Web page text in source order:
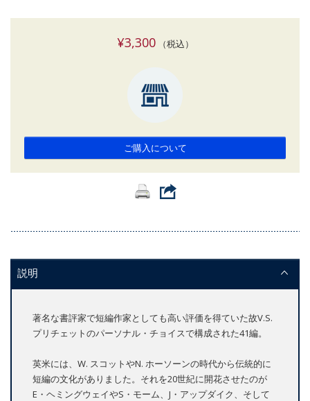
¥3,300（税込）
ご購入について
説明
著名な書評家で短編作家としても高い評価を得ていた故V.S.
プリチェットのパーソナル・チョイスで構成された41編。
英米には、W. スコットやN. ホーソーンの時代から伝統的に
短編の文化がありました。それを20世紀に開花させたのが
E・ヘミングウェイやS・モーム、J・アップダイク、そして